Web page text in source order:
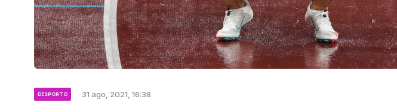
DESPORTO 31 ago, 2021, 16:38